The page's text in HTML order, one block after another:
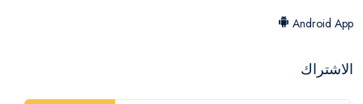
Android App
الاشتراك